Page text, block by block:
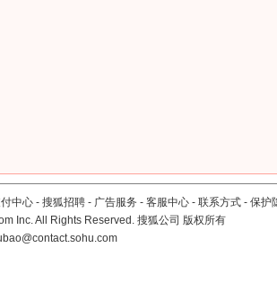
中心 - 搜狐招聘 - 广告服务 - 客服中心 - 联系方式 - 保护
Inc. All Rights Reserved. 搜狐公司 版权所有